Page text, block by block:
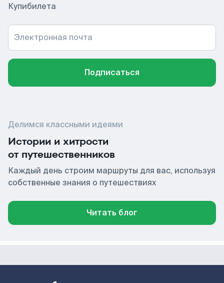
Купибилета
Электронная почта
Подписаться
Делимся классными идеями
Истории и хитрости
от путешественников
Каждый день строим маршруты для вас, используя
собственные знания о путешествиях
Читать блог